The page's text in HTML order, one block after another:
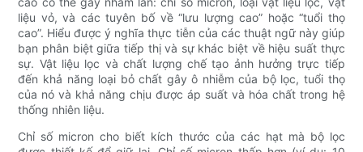
liệu vỏ, và các tuyên bố về “lưu lượng cao” hoặc “tuổi thọ
cao”. Hiểu được ý nghĩa thực tiễn của các thuật ngữ này giúp
bạn phân biệt giữa tiếp thị và sự khác biệt về hiệu suất thực
sự. Vật liệu lọc và chất lượng chế tạo ảnh hưởng trực tiếp
đến khả năng loại bỏ chất gây ô nhiễm của bộ lọc, tuổi thọ
của nó và khả năng chịu được áp suất và hóa chất trong hệ
thống nhiên liệu.
Chỉ số micron cho biết kích thước của các hạt mà bộ lọc